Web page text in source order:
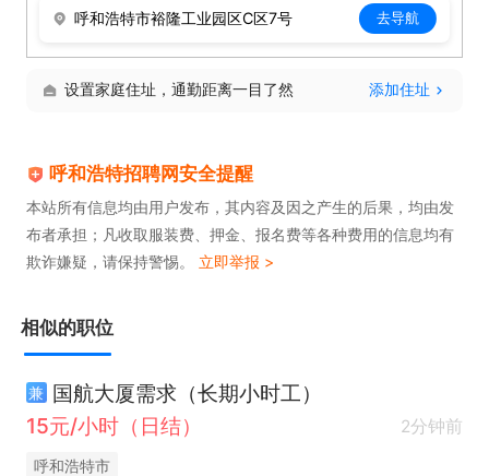
呼和浩特市裕隆工业园区C区7号 去导航
设置家庭住址，通勤距离一目了然 添加住址
呼和浩特招聘网安全提醒
本站所有信息均由用户发布，其内容及因之产生的后果，均由发
布者承担；凡收取服装费、押金、报名费等各种费用的信息均有
欺诈嫌疑，请保持警惕。 立即举报 >
相似的职位
兼 国航大厦需求（长期小时工）
15元/小时（日结）
2分钟前
呼和浩特市